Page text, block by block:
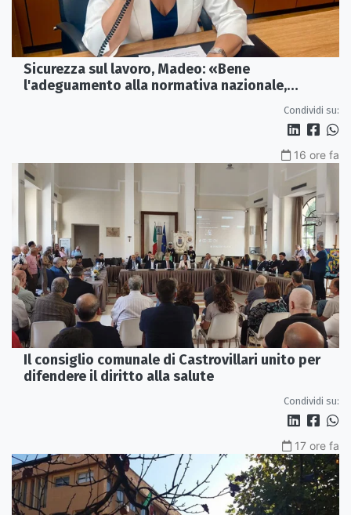
Sicurezza sul lavoro, Madeo: «Bene
l'adeguamento alla normativa nazionale,
Condividi su:
16 ore fa
Il consiglio comunale di Castrovillari unito per
difendere il diritto alla salute
Condividi su:
17 ore fa